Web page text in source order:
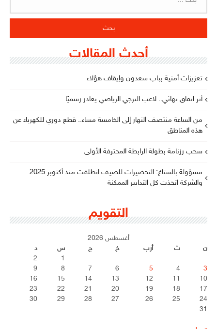
أحدث المقالات
تعزيزات أمنية بباب سعدون وإيقاف هؤلاء
أثر اتفاق نهائي.. لاعب الترجي الرياضي يغادر رسميًا
من الساعة منتصف النهار إلى الخامسة مساء.. قطع دوري للكهرباء عن
هذه المناطق
سحب رزنامة بطولة الرابطة المحترفة الأولى
مسؤولة بالستاغ: التحضيرات للصيف انطلقت منذ أكتوبر 2025
والشركة اتخذت كل التدابير الممكنة
التقويم
أغسطس 2026
ن
ث أرب خ ج س
د
1
2
3
4
5
6
7
8
9
10
11
12
13
14
15
16
17
18
19
20
21
22
23
24
25
26
27
28
29
30
31